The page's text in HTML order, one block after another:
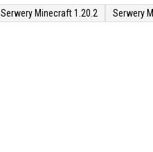
Serwery Minecraft 1.20.2 Serwery